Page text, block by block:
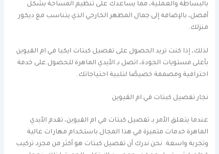
بالبساطة والعملية، مما يساعدك على تنظيم المساحة بشكل
أفضل، بالإضافة إلى جمال المظهر الخارجي الذي يتناسب مع ديكور
منزلك.
لذلك، إذا كنت تريد الحصول على تفصيل كبتات ايكيا في ام القيوين
بأعلى مستويات الجودة، اتصل بـ الأيدي الماهرة للحصول على خدمة
احترافية ومصممة خصيصًا لتلبية احتياجاتك.
نجار تفصيل كبتات في ام القيوين
عندما يتعلق الأمر بـ تفصيل كبتات في ام القيوين، تقدم الأيدي
الماهرة خدمات متميزة في هذا المجال باستخدام مهارات عالية
وتجربة واسعة. نحن ندرك أن تفصيل كبتات هو أكثر من مجرد تركيب